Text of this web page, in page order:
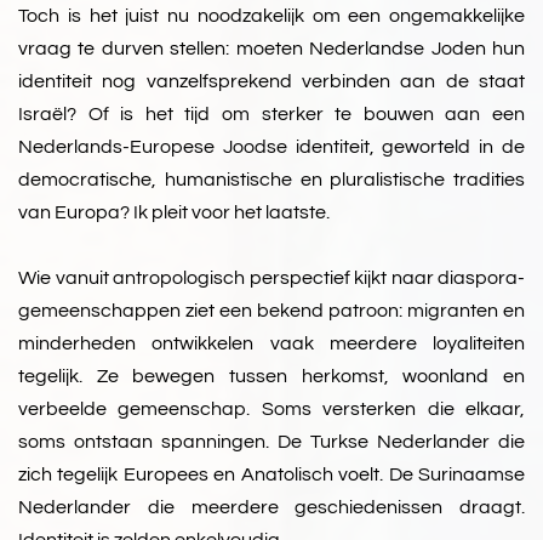
Toch is het juist nu noodzakelijk om een ongemakkelijke
vraag te durven stellen: moeten Nederlandse Joden hun
identiteit nog vanzelfsprekend verbinden aan de staat
Israël? Of is het tijd om sterker te bouwen aan een
Nederlands-Europese Joodse identiteit, geworteld in de
democratische, humanistische en pluralistische tradities
van Europa? Ik pleit voor het laatste.
Wie vanuit antropologisch perspectief kijkt naar diaspora-
gemeenschappen ziet een bekend patroon: migranten en
minderheden ontwikkelen vaak meerdere loyaliteiten
tegelijk. Ze bewegen tussen herkomst, woonland en
verbeelde gemeenschap. Soms versterken die elkaar,
soms ontstaan spanningen. De Turkse Nederlander die
zich tegelijk Europees en Anatolisch voelt. De Surinaamse
Nederlander die meerdere geschiedenissen draagt.